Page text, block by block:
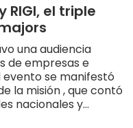
RIGI, el triple
una audiencia
de empresas e
se manifestó
la misión , que contó
nacionales y